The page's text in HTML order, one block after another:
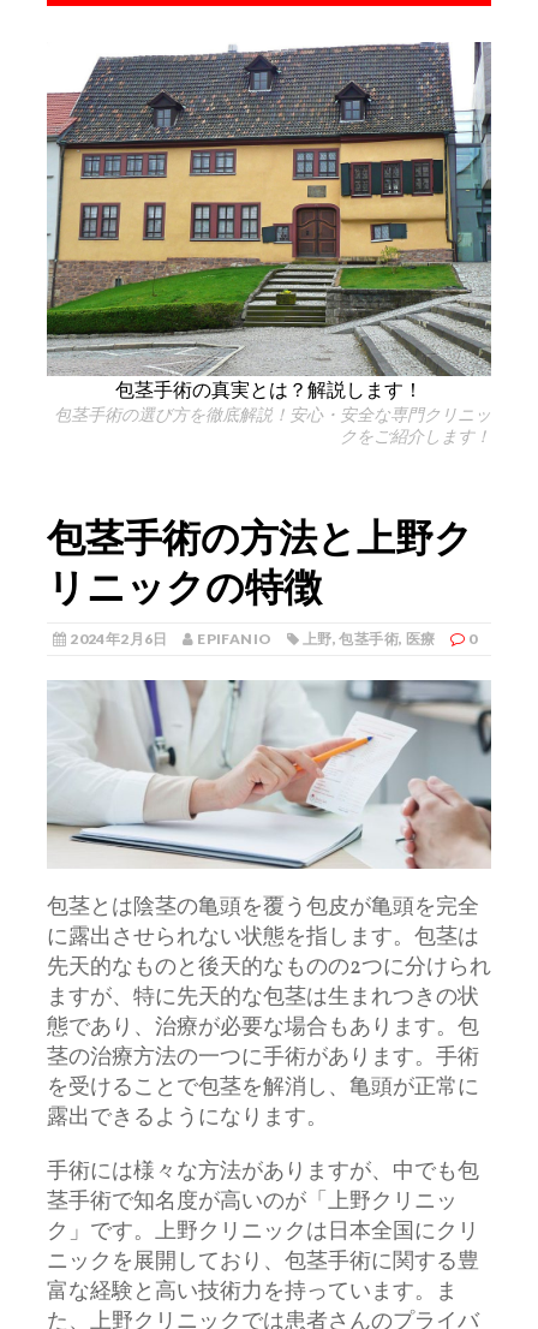
包茎手術の真実とは？解説します！
包茎手術の選び方を徹底解説！安心・安全な専門クリニッ
クをご紹介します！
包茎手術の方法と上野ク
リニックの特徴
2024年2月6日 EPIFANIO 上野,包茎手術, 医療 0
包茎とは陰茎の亀頭を覆う包皮が亀頭を完全
に露出させられない状態を指します。 包茎は
先天的なものと後天的なものの2つに分けられ
ますが、特に先天的な包茎は生まれつきの状
態であり、治療が必要な場合もあります。包
茎の治療方法の一つに手術があります。手術
を受けることで包茎を解消し、亀頭が正常に
露出できるようになります。
手術には様々な方法がありますが、中でも包
茎手術で知名度が高いのが「上野クリニッ
ク」です。上野クリニックは日本全国にクリ
ニックを展開しており、包茎手術に関する豊
富な経験と高い技術力を持っています。ま
た、上野クリニックでは患者さんのプライバ